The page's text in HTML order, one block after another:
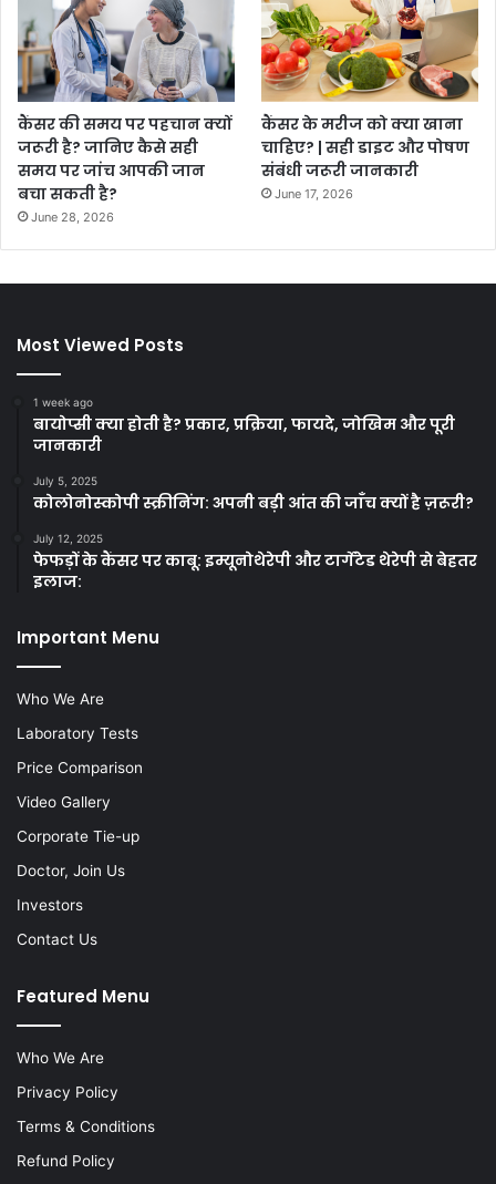
कैंसर की समय पर पहचान क्यों
जरूरी है? जानिए कैसे सही
समय पर जांच आपकी जान
बचा सकती है?
June 28, 2026
कैंसर के मरीज को क्या खाना
चाहिए? | सही डाइट और पोषण
संबंधी जरूरी जानकारी
June 17, 2026
Most Viewed Posts
1 week ago
बायोप्सी क्या होती है? प्रकार, प्रक्रिया, फायदे, जोखिम और पूरी
जानकारी
July 5, 2025
कोलोनोस्कोपी स्क्रीनिंग: अपनी बड़ी आंत की जाँच क्यों है ज़रूरी?
July 12, 2025
फेफड़ों के कैंसर पर काबू: इम्यूनोथेरेपी और टार्गेटेड थेरेपी से बेहतर
इलाज:
Important Menu
Who We Are
Laboratory Tests
Price Comparison
Video Gallery
Corporate Tie-up
Doctor, Join Us
Investors
Contact Us
Featured Menu
Who We Are
Privacy Policy
Terms & Conditions
Refund Policy